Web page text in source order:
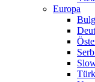
Europa